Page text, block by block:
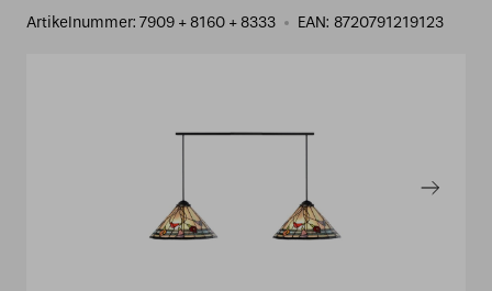
Artikelnummer: 7909 + 8160 + 8333 EAN: 8720791219123